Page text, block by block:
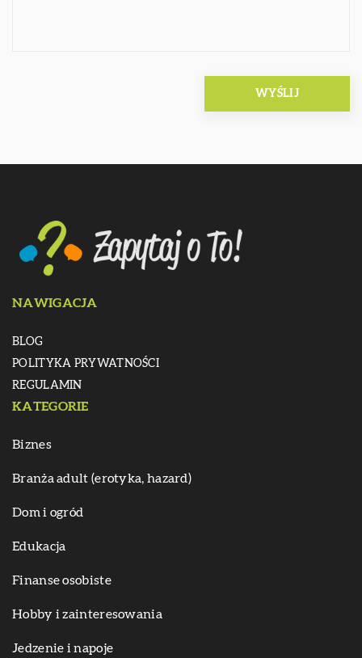
NAWIGACJA
BLOG
POLITYKA PRYWATNOŚCI
REGULAMIN
KATEGORIE
Biznes
Branża adult (erotyka, hazard)
Dom i ogród
Edukacja
Finanse osobiste
Hobby i zainteresowania
Jedzenie i napoje